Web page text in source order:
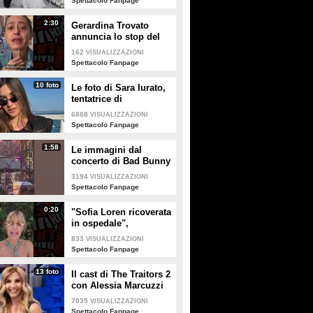
2:30
Gerardina Trovato
annuncia lo stop del
tour per problemi di
salute
162 VISUALIZZAZIONI
Spettacolo Fanpage
10 foto
Le foto di Sara Iurato,
tentatrice di
Temptation Island 2026
6808 VISUALIZZAZIONI
Spettacolo Fanpage
1:58
Le immagini dal
concerto di Bad Bunny
a Milano
3194 VISUALIZZAZIONI
Spettacolo Fanpage
0:20
"Sofia Loren ricoverata
in ospedale",
Alessandra Mussolini
smentisce: "È serena e
833 VISUALIZZAZIONI
Spettacolo Fanpage
13 foto
Il cast di The Traitors 2
con Alessia Marcuzzi
7035 VISUALIZZAZIONI
Spettacolo Fanpage